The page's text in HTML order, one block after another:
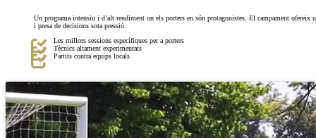
Un programa intensiu i d’alt rendiment on els porters en són protagonistes. El campament ofereix
i presa de decisions sota pressió.
Les millors sessions específiques per a porters
Tècnics altament experimentats
Partits contra equips locals